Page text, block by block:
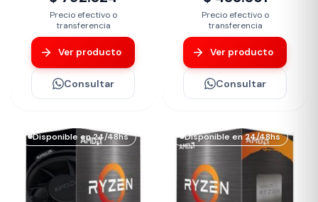
Precio efectivo o
transferencia
Ver producto
Consultar
Precio efectivo o
transferencia
Ver producto
Consultar
Disponible en 24/48hs Disponible en 24/48hs